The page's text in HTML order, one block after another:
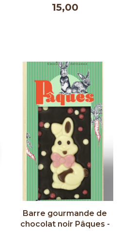
Chocolat 90g
15,00
Barre gourmande de
chocolat noir Pâques -